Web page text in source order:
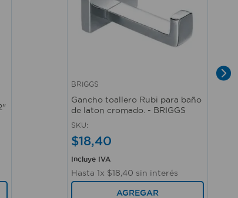
Vista rápida
BRIGGS
Gancho toallero Rubi para baño
de laton cromado. - BRIGGS
SKU:
$18,40
Incluye IVA
Hasta 1x $18,40 sin interés
AGREGAR